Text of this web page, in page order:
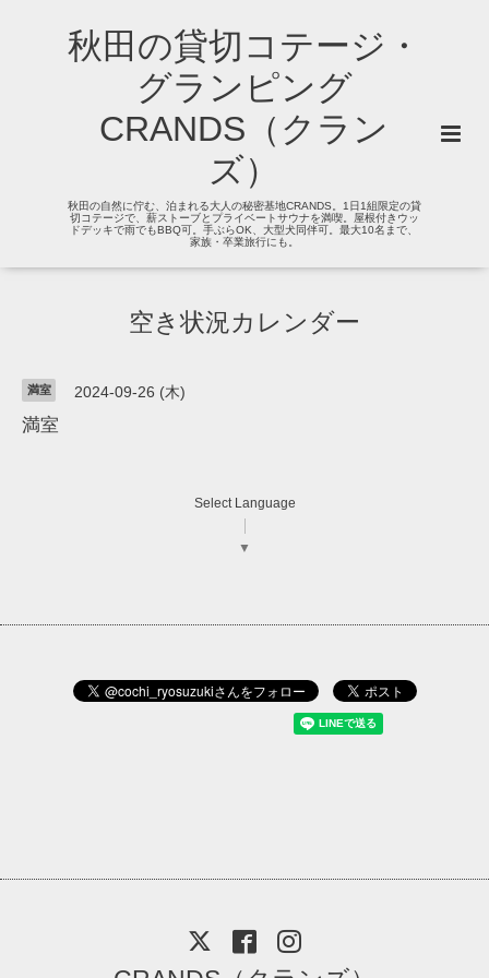
秋田の貸切コテージ・
グランピング
CRANDS（クラン
ズ）
秋田の自然に佇む、泊まれる大人の秘密基地CRANDS。1日1組限定の貸
切コテージで、薪ストーブとプライベートサウナを満喫。屋根付きウッ
ドデッキで雨でもBBQ可。手ぶらOK、大型犬同伴可。最大10名まで、
家族・卒業旅行にも。
空き状況カレンダー
満室 2024-09-26 (木)
満室
Select Language
▼